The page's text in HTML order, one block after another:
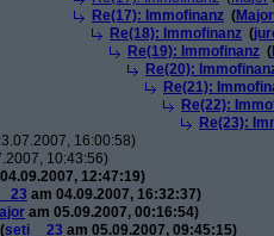
Re(17): Immofinanz (Major
Re(18): Immofinanz (
Re(19): Immofinanz (
Re(20):
Re(21):
Re(22):
Re(23):
16:00:58)
10:43:56)
12:47:19)
am 04.09.2007, 16:32:37)
am 05.09.2007, 00:16:54)
(seti__23 am 05.09.2007, 09:45:15)